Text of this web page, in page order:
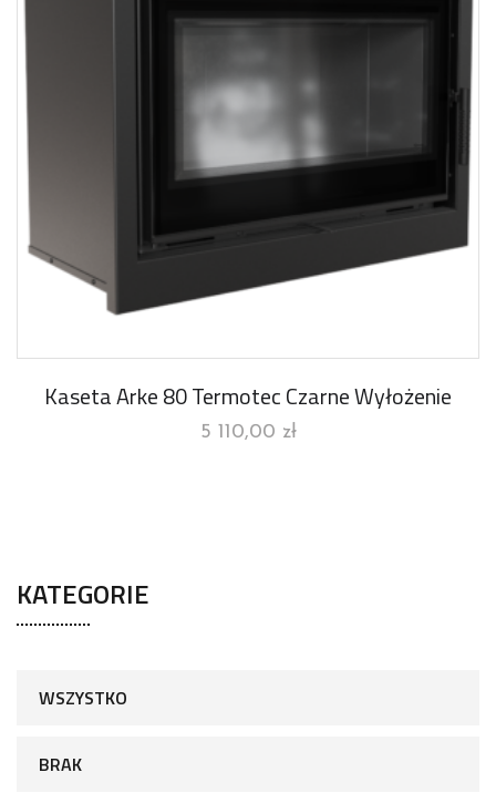
Kaseta Arke 80 Termotec Czarne Wyłożenie
5 110,00 zł
KATEGORIE
WSZYSTKO
BRAK